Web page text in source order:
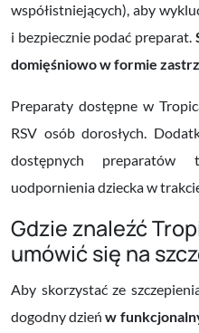
współistniejących), aby
i bezpiecznie podać preparat.
domięśniowo w formie
Preparaty dostępne w
RSV osób dorosłych.
dostępnych
uodpornienia dziecka w
Gdzie znaleźć
umówić się na
Aby skorzystać ze
dogodny dzieńw